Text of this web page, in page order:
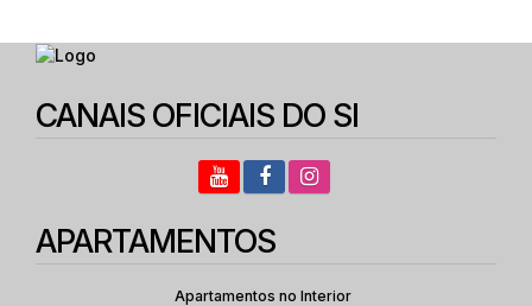
CANAIS OFICIAIS DO SI
APARTAMENTOS
Apartamentos no Interior